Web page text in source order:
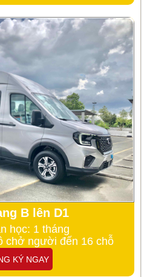
B lên D1
học: 1 tháng
chở người đến 16 chỗ
KÝ NGAY